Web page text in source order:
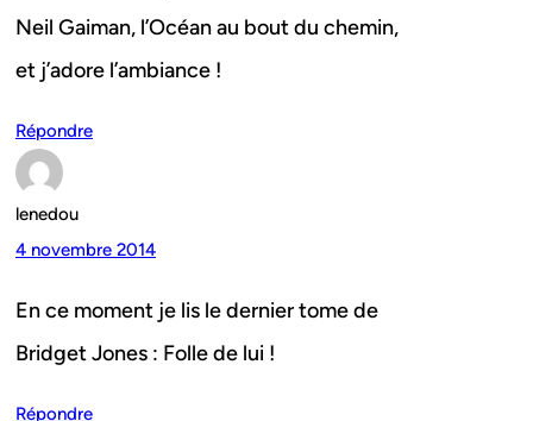
Neil Gaiman, l’Océan au bout du chemin,
et j’adore l’ambiance !
Répondre
lenedou
4 novembre 2014
En ce moment je lis le dernier tome de
Bridget Jones : Folle de lui !
Répondre